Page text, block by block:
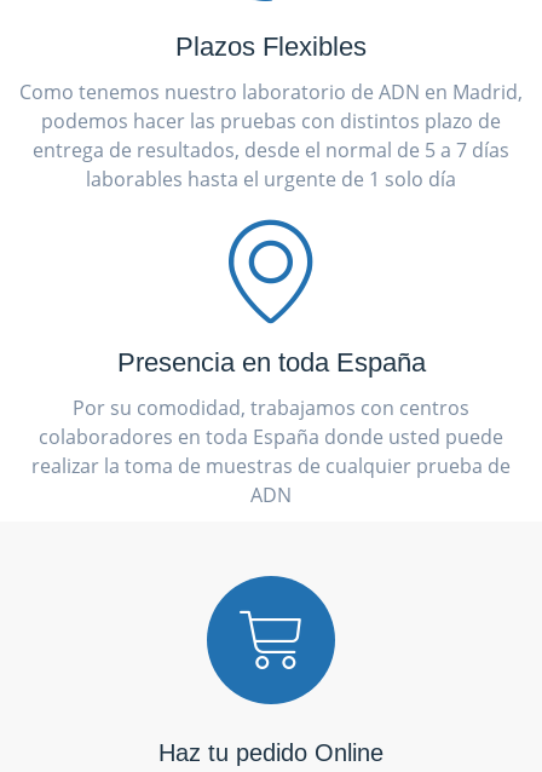
Plazos Flexibles
Como tenemos nuestro laboratorio de ADN en Madrid,
podemos hacer las pruebas con distintos plazo de
entrega de resultados, desde el normal de 5 a 7 días
laborables hasta el urgente de 1 solo día
Presencia en toda España
Por su comodidad, trabajamos con centros
colaboradores en toda España donde usted puede
realizar la toma de muestras de cualquier prueba de
ADN
Haz tu pedido Online